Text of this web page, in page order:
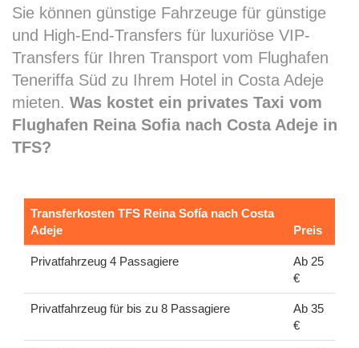
Sie können günstige Fahrzeuge für günstige
und High-End-Transfers für luxuriöse VIP-
Transfers für Ihren Transport vom Flughafen
Teneriffa Süd zu Ihrem Hotel in Costa Adeje
mieten. Was kostet ein privates Taxi vom
Flughafen Reina Sofia nach Costa Adeje in
TFS?
Transferkosten TFS Reina Sofía nach Costa
Adeje
Preis
Privatfahrzeug 4 Passagiere
Ab 25
€
Privatfahrzeug für bis zu 8 Passagiere
Ab 35
€